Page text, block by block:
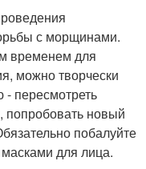
с морщинами.
временем для
можно творчески
- пересмотреть
попробовать новый
побалуйте
для лица.